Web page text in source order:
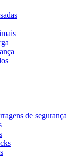
de segurança